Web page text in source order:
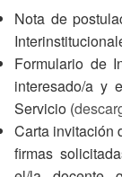
Nota de
Formulario de
interesado/a y
Servicio (
Carta invitación
firmas